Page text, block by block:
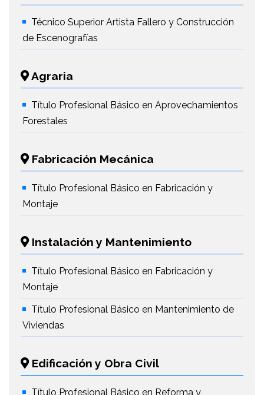
Técnico Superior Artista Fallero y Construcción
de Escenografías
Agraria
Título Profesional Básico en Aprovechamientos
Forestales
Fabricación Mecánica
Título Profesional Básico en Fabricación y
Montaje
Instalación y Mantenimiento
Título Profesional Básico en Fabricación y
Montaje
Título Profesional Básico en Mantenimiento de
Viviendas
Edificación y Obra Civil
Título Profesional Básico en Reforma y